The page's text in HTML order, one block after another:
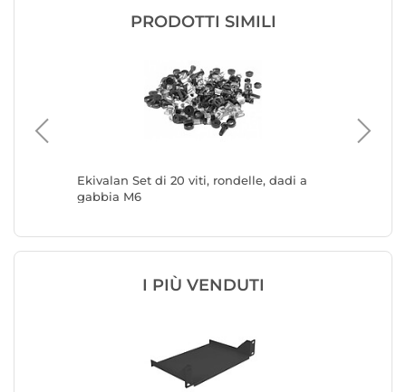
PRODOTTI SIMILI
Ekivalan Set di 20 viti, rondelle, dadi a
gabbia M6
I PIÙ VENDUTI